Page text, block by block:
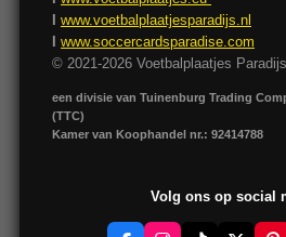
www.voetbalplaatjesparadijs.nl
www.soccercardsparadise.com
© 2021-2026 Voetbalplaatjes Paradijs
een divisie van Tuinenburg Trading
(TTC)
Kamer van Koophandel nr.: 92414788
Volg ons op social